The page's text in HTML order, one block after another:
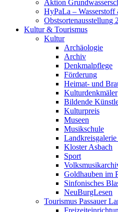
Aktion
HyPaLa –
Obstsortenausstellung
Kultur & Tourismus
Kultur
Archäologie
Archiv
Denkmalpflege
Förderung
Heimat- und
Kulturdenkmäler
Bildende
Kulturpreis
Museen
Musikschule
Kloster Asbach
Sport
Goldhauben im
Sinfonisches
NeuBurgLesen
Tourismus Passauer